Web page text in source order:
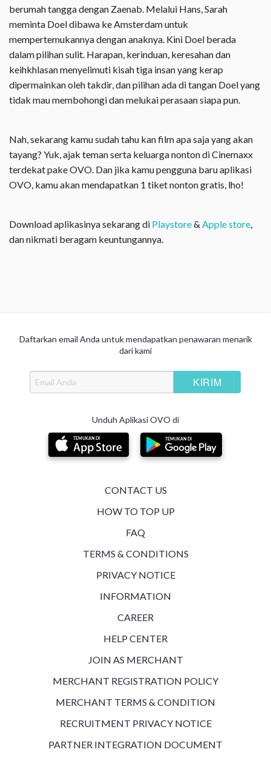
berumah tangga dengan Zaenab. Melalui Hans, Sarah
meminta Doel dibawa ke Amsterdam untuk
mempertemukannya dengan anaknya. Kini Doel berada
dalam pilihan sulit. Harapan, kerinduan, keresahan dan
keihkhlasan menyelimuti kisah tiga insan yang kerap
dipermainkan oleh takdir, dan pilihan ada di tangan Doel yang
tidak mau membohongi dan melukai perasaan siapa pun.
Nah, sekarang kamu sudah tahu kan film apa saja yang akan
tayang? Yuk, ajak teman serta keluarga nonton di Cinemaxx
terdekat pake OVO. Dan jika kamu pengguna baru aplikasi
OVO, kamu akan mendapatkan 1 tiket nonton gratis, lho!
Download aplikasinya sekarang di Playstore& Apple store
dan nikmati beragam keuntungannya.
Daftarkan email Anda untuk mendapatkan penawaran menarik
dari kami
Unduh Aplikasi OVO di
CONTACT US
HOW TO TOP UP
FAQ
TERMS & CONDITIONS
PRIVACY NOTICE
INFORMATION
CAREER
HELP CENTER
JOIN AS MERCHANT
MERCHANT REGISTRATION POLICY
MERCHANT TERMS & CONDITION
RECRUITMENT PRIVACY NOTICE
PARTNER INTEGRATION DOCUMENT